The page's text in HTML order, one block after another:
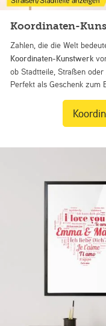
Koordinaten-
Zahlen, die die Welt
Koordinaten-Kunstwerk
ob Stadtteile, Straßen
Perfekt als Geschenk zum